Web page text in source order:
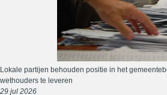
Lokale partijen behouden positie in het
wethouders te leveren
29 jul 2026